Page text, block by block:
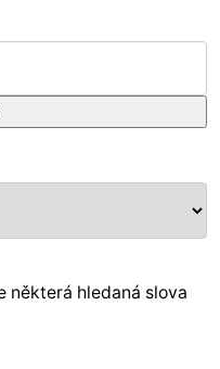
některá hledaná slova